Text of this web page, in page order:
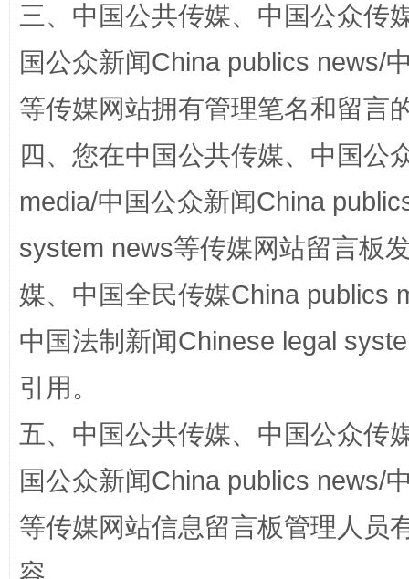
国家大学科技园优化重塑工作
扯下公款旅游的“隐身衣” 如何以
三、中国公共传媒、中国公众传
国公众新闻China publics news/
等传媒网站拥有管理笔名和留言
四、您在中国公共传媒、中国公
media/中国公众新闻China
system news等传媒网站留言板
媒、中国全民传媒China publics
中国法制新闻Chinese legal
引用。
五、中国公共传媒、中国公众传
国公众新闻China publics news/
等传媒网站信息留言板管理人员